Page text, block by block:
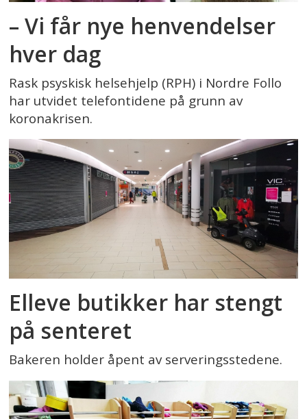
– Vi får nye henvendelser
hver dag
Rask psyskisk helsehjelp (RPH) i Nordre Follo
har utvidet telefontidene på grunn av
koronakrisen.
Elleve butikker har stengt
på senteret
Bakeren holder åpent av serveringsstedene.